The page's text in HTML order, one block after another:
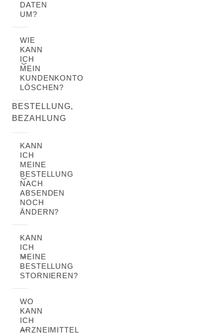
DATEN
UM?
WIE
KANN
ICH
MEIN
KUNDENKONTO
LÖSCHEN?
BESTELLUNG,
BEZAHLUNG
KANN
ICH
MEINE
BESTELLUNG
NACH
ABSENDEN
NOCH
ÄNDERN?
KANN
ICH
MEINE
BESTELLUNG
STORNIEREN?
WO
KANN
ICH
ARZNEIMITTEL